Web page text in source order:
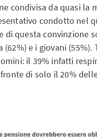
condivisa da quasi
condotto nel
di questa
(62%) e i giovani
il 39% infatti
di solo il 20%